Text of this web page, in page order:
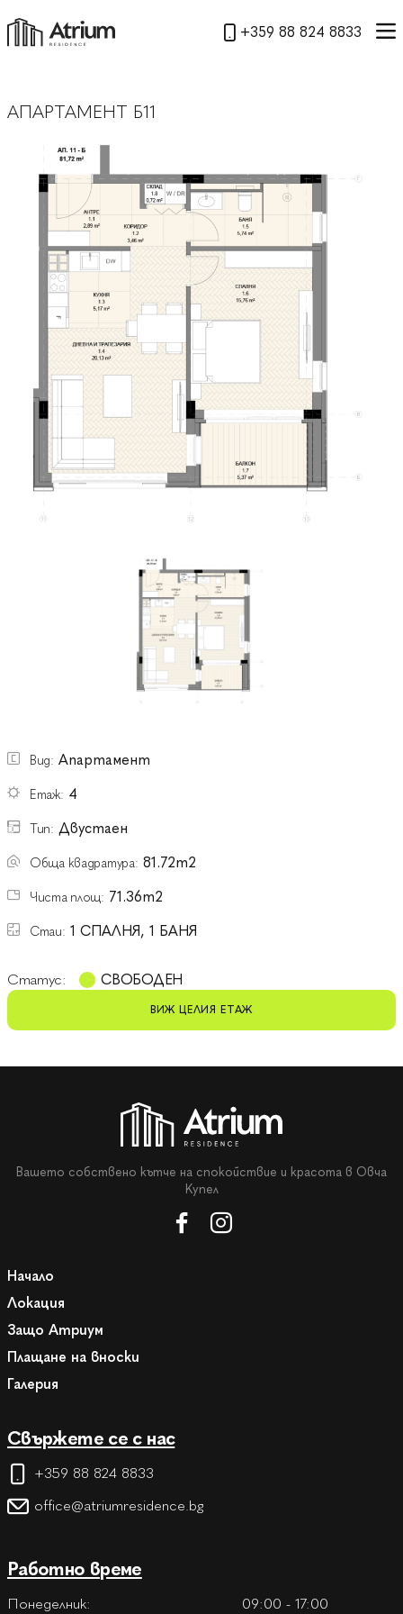
+359 88 824 8833
АПАРТАМЕНТ Б11
Вид: Апартамент
Етаж: 4
Тип: Двустаен
Обща квадратура: 81.72m2
Чиста площ: 71.36m2
Стаи: 1 СПАЛНЯ, 1 БАНЯ
Статус: СВОБОДЕН
ВИЖ ЦЕЛИЯ ЕТАЖ
Вашето собствено кътче на спокойствие и красота в Овча
Купел
Начало
Локация
Защо Атриум
Плащане на вноски
Галерия
Свържете се с нас
+359 88 824 8833
office@atriumresidence.bg
Работно време
Понеделник: 09:00 - 17:00